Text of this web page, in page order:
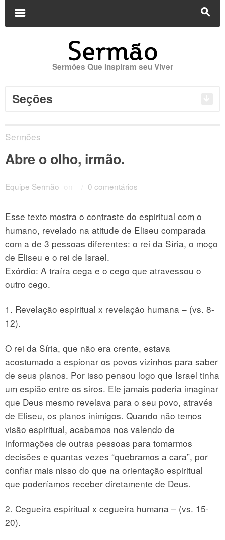
s
m
Sermões Que Inspiram seu Viver
Seções
Sermões
Abre o olho, irmão.
Equipe Sermão on 0 comentários
Esse texto mostra o contraste do espiritual com o
humano, revelado na atitude de Eliseu comparada
com a de 3 pessoas diferentes: o rei da Síria, o moço
de Eliseu e o rei de Israel.
Exórdio: A traíra cega e o cego que atravessou o
outro cego.
1. Revelação espiritual x revelação humana – (vs. 8-
12).
O rei da Síria, que não era crente, estava
acostumado a espionar os povos vizinhos para saber
de seus planos. Por isso pensou logo que Israel tinha
um espião entre os siros. Ele jamais poderia imaginar
que Deus mesmo revelava para o seu povo, através
de Eliseu, os planos inimigos. Quando não temos
visão espiritual, acabamos nos valendo de
informações de outras pessoas para tomarmos
decisões e quantas vezes “quebramos a cara”, por
confiar mais nisso do que na orientação espiritual
que poderíamos receber diretamente de Deus.
2. Cegueira espiritual x cegueira humana – (vs. 15-
20).